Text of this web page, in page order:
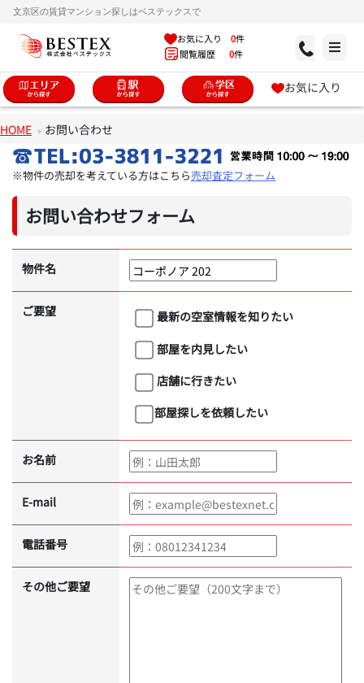
文京区の賃貸マンション探しはベステックスで
お気に入り 0件
閲覧履歴 0件
お気に入り
HOME お問い合わせ
※物件の売却を考えている方はこちら売却査定フォーム
お問い合わせフォーム
物件名
ご要望
最新の空室情報を知りたい
部屋を内見したい
店舗に行きたい
部屋探しを依頼したい
お名前
E-mail
電話番号
その他ご要望